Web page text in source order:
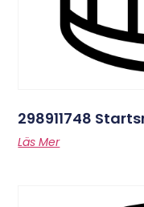
298911748
Läs Mer